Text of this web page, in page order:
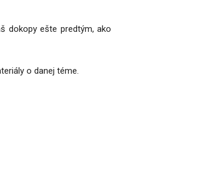
dokopy ešte predtým, ako
o danej téme.